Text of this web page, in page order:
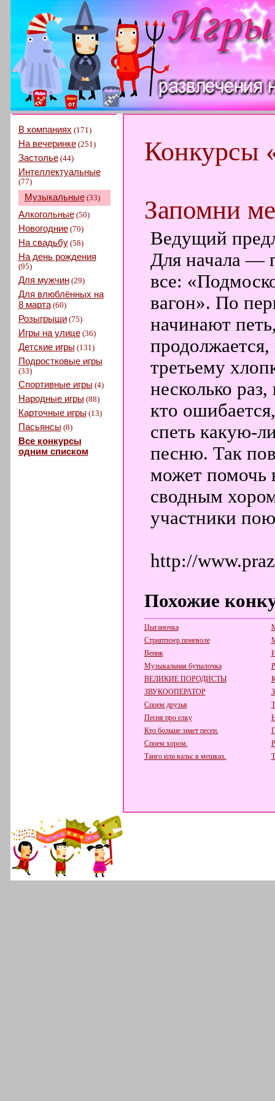
В компаниях (171)
На вечеринке(251)
Застолье(44)
Интеллектуальные
(77)
Музыкальные(33)
Алкогольные(50)
Новогодние(70)
На свадьбу(58)
На день рождения
(95)
Для мужчин(29)
Для влюблённых на
8 марта(60)
Розыгрыши(75)
Игры на улице(36)
Детские игры (131)
Подростковые игры
(33)
Спортивные игры (4)
Народные игры (88)
Карточные игры (13)
Пасьянсы (8)
Все конкурсы
одним списком
Конкурсы
Запомни
Ведущий
Для начала —
все:
вагон». По
начинают
третьему
несколько
кто
спеть какую-
песню. Так
может помочь
сводным
участники
http://
Похожие
Цыганочка
Стриптизер поневоле
Веник
Музыкальная бутылочка
ВЕЛИКИЕ ПОРОДИСТЫ
ЗВУКООПЕРАТОР
Споем друзья
Песня про елку
Кто больше знает песен.
Споем хором.
Танго или вальс в мешках.